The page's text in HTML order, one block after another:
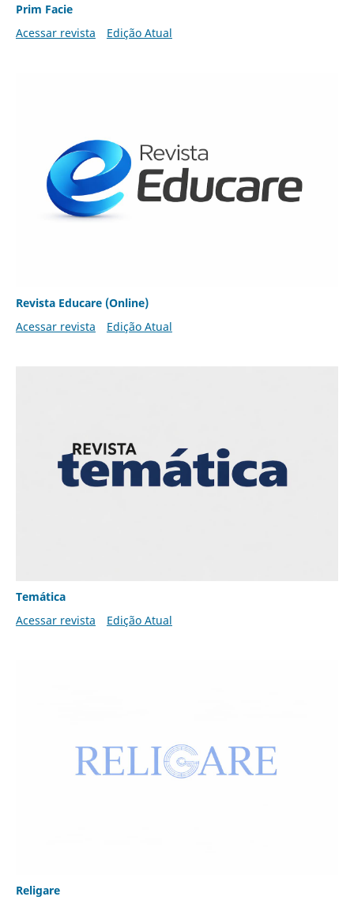
Prim Facie
Acessar revista
Edição Atual
Revista Educare (Online)
Acessar revista
Edição Atual
Temática
Acessar revista
Edição Atual
Religare